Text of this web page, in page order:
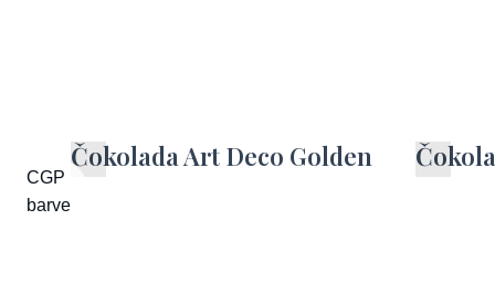
CGP
barve
Čokolada Art Deco Golden